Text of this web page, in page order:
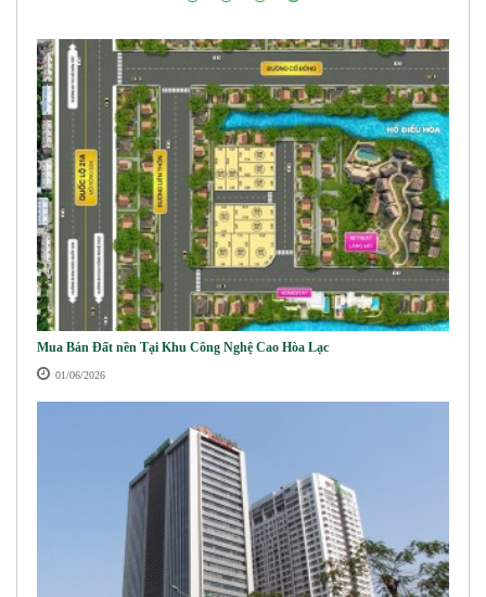
Mua Bán Đất nền Tại Khu Công Nghệ Cao Hòa Lạc
01/06/2026